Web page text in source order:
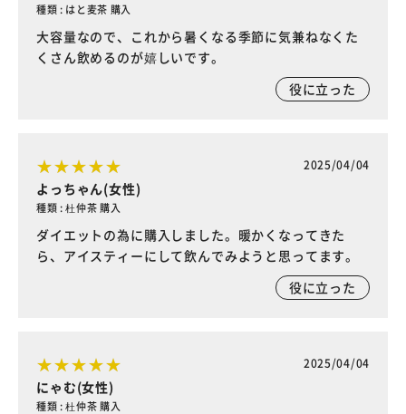
種類 : はと麦茶 購入
大容量なので、これから暑くなる季節に気兼ねなくた
くさん飲めるのが嬉しいです。
役に立った
2025/04/04
よっちゃん(女性)
種類 : 杜仲茶 購入
ダイエットの為に購入しました。暖かくなってきた
ら、アイスティーにして飲んでみようと思ってます。
役に立った
2025/04/04
にゃむ(女性)
種類 : 杜仲茶 購入